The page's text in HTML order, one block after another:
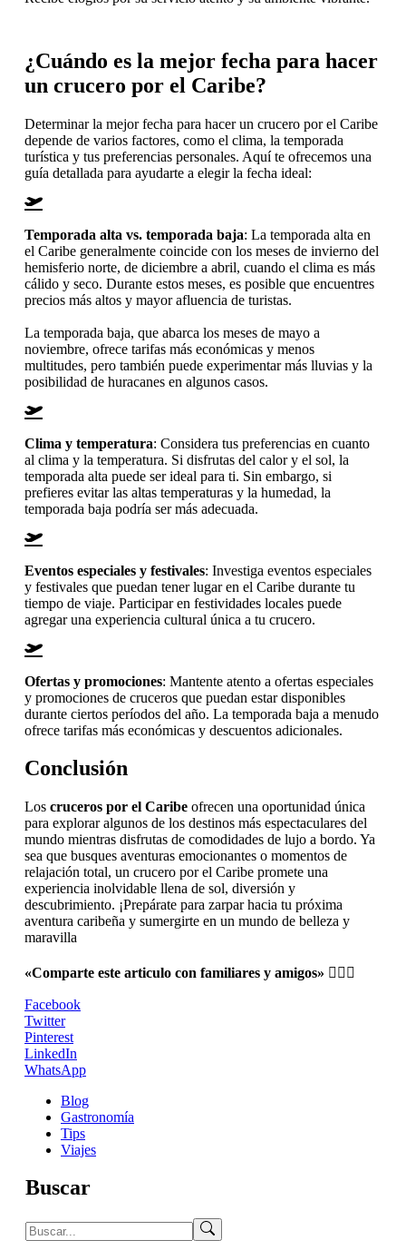
¿Cuándo es la mejor fecha para hacer
un crucero por el Caribe?
Determinar la mejor fecha para hacer un crucero por el Caribe
depende de varios factores, como el clima, la temporada
turística y tus preferencias personales. Aquí te ofrecemos una
guía detallada para ayudarte a elegir la fecha ideal:
Temporada alta vs. temporada baja: La temporada alta en
el Caribe generalmente coincide con los meses de invierno del
hemisferio norte, de diciembre a abril, cuando el clima es más
cálido y seco. Durante estos meses, es posible que encuentres
precios más altos y mayor afluencia de turistas.
La temporada baja, que abarca los meses de mayo a
noviembre, ofrece tarifas más económicas y menos
multitudes, pero también puede experimentar más lluvias y la
posibilidad de huracanes en algunos casos.
Clima y temperatura: Considera tus preferencias en cuanto
al clima y la temperatura. Si disfrutas del calor y el sol, la
temporada alta puede ser ideal para ti. Sin embargo, si
prefieres evitar las altas temperaturas y la humedad, la
temporada baja podría ser más adecuada.
Eventos especiales y festivales: Investiga eventos especiales
y festivales que puedan tener lugar en el Caribe durante tu
tiempo de viaje. Participar en festividades locales puede
agregar una experiencia cultural única a tu crucero.
Ofertas y promociones: Mantente atento a ofertas especiales
y promociones de cruceros que puedan estar disponibles
durante ciertos períodos del año. La temporada baja a menudo
ofrece tarifas más económicas y descuentos adicionales.
Conclusión
Los cruceros por el Caribe ofrecen una oportunidad única
para explorar algunos de los destinos más espectaculares del
mundo mientras disfrutas de comodidades de lujo a bordo. Ya
sea que busques aventuras emocionantes o momentos de
relajación total, un crucero por el Caribe promete una
experiencia inolvidable llena de sol, diversión y
descubrimiento. ¡Prepárate para zarpar hacia tu próxima
aventura caribeña y sumergirte en un mundo de belleza y
maravilla
«Comparte este articulo con familiares y amigos» 👍🏻😃
Facebook
Twitter
Pinterest
LinkedIn
WhatsApp
Blog
Gastronomía
Tips
Viajes
Buscar
Buscar